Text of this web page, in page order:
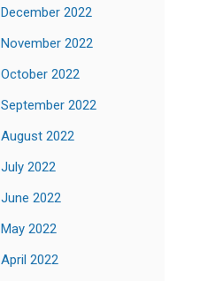
December 2022
November 2022
October 2022
September 2022
August 2022
July 2022
June 2022
May 2022
April 2022